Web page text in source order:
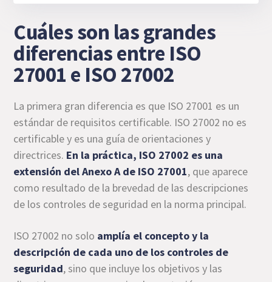
Cuáles son las grandes
diferencias entre ISO
27001 e ISO 27002
La primera gran diferencia es que ISO 27001 es un
estándar de requisitos certificable. ISO 27002 no es
certificable y es una guía de orientaciones y
directrices. En la práctica, ISO 27002 es una
extensión del Anexo A de ISO 27001, que aparece
como resultado de la brevedad de las descripciones
de los controles de seguridad en la norma principal.
ISO 27002 no solo amplía el concepto y la
descripción de cada uno de los controles de
seguridad, sino que incluye los objetivos y las